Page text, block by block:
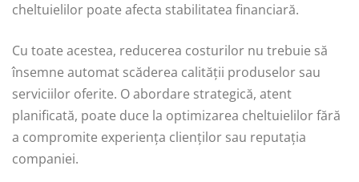
cheltuielilor poate afecta stabilitatea financiară.
Cu toate acestea, reducerea costurilor nu trebuie să
însemne automat scăderea calității produselor sau
serviciilor oferite. O abordare strategică, atent
planificată, poate duce la optimizarea cheltuielilor fără
a compromite experiența clienților sau reputația
companiei.